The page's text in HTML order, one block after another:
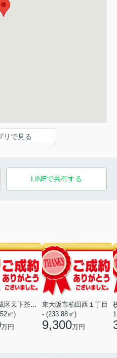
リで見る
LINEで共有する
㎡)
万円
東大阪市柏田西１丁目
- (233.88㎡)
9,300万円